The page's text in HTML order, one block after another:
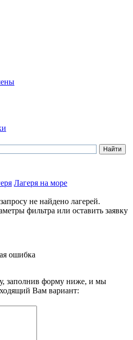
Лагеря на море
не найдено лагерей.
фильтра или оставить заявку
ошибка
заполнив форму ниже, и мы
Вам вариант: